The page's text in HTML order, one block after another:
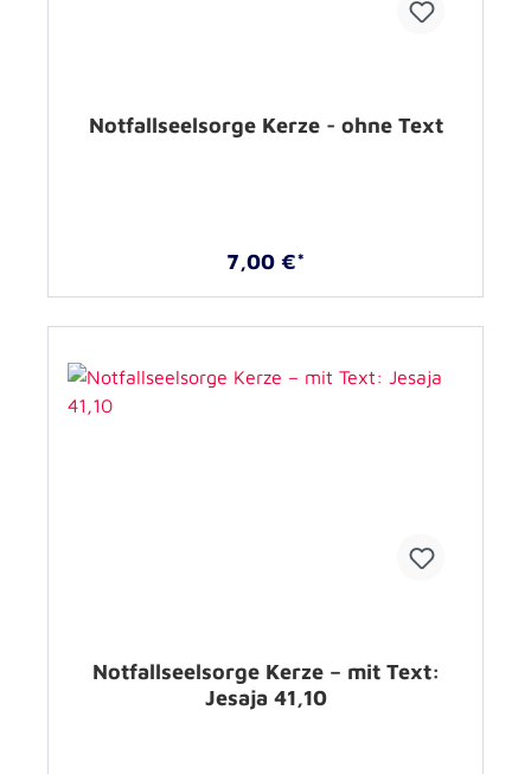
Notfallseelsorge Kerze - ohne Text
7,00 €*
Notfallseelsorge Kerze – mit Text:
Jesaja 41,10